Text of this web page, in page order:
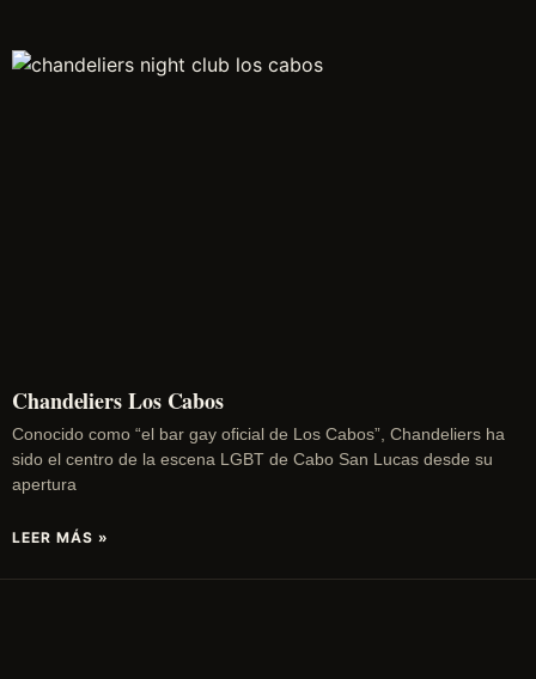
Chandeliers Los Cabos
Conocido como “el bar gay oficial de Los Cabos”, Chandeliers ha
sido el centro de la escena LGBT de Cabo San Lucas desde su
apertura
LEER MÁS »